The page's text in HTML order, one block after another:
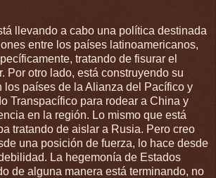
llevando a cabo una política destinada
entre los países latinoamericanos,
tratando de fisurar el
Por otro lado, está construyendo su
los países de la Alianza del Pacífico y
Transpacífico para rodear a China y
en la región. Lo mismo que está
tratando de aislar a Rusia. Pero creo
una posición de fuerza, lo hace desde
La hegemonía de Estados
de alguna manera está terminando, no